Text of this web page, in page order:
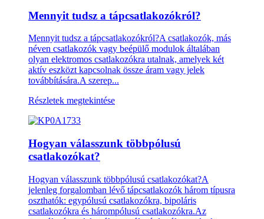
Mennyit tudsz a tápcsatlakozókról?
Mennyit tudsz a tápcsatlakozókról?A csatlakozók, más
néven csatlakozók vagy beépülő modulok általában
olyan elektromos csatlakozókra utalnak, amelyek két
aktív eszközt kapcsolnak össze áram vagy jelek
továbbítására.A szerep...
Részletek megtekintése
Hogyan válasszunk többpólusú
csatlakozókat?
Hogyan válasszunk többpólusú csatlakozókat?A
jelenleg forgalomban lévő tápcsatlakozók három típusra
oszthatók: egypólusú csatlakozókra, bipoláris
csatlakozókra és hárompólusú csatlakozókra.Az